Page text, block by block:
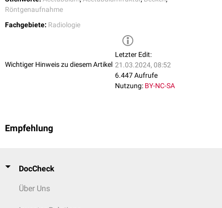
Vordere Schrägaufnahme: Hinterer Pfannenrand und Linea
ilioischiadica müssen erfasst sein. Das Foramen obturatum muss gut
erkennbar sein.
Röntgenaufnahme
Fachgebiete: Radiologie
Wichtiger Hinweis zu diesem Artikel
Letzter Edit:
21.03.2024, 08:52
6.447 Aufrufe
Nutzung: BY-NC-SA
Empfehlung
DocCheck
Über Uns